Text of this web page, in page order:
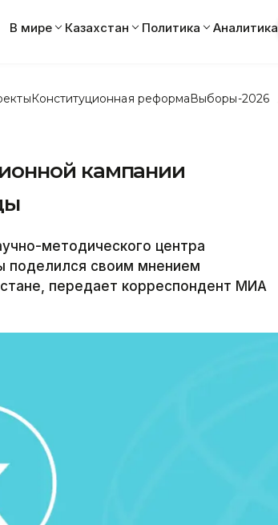
В мире Казахстан Политика Аналитика
Конституционная реформаВыборы-2026
кампании
методического центра
поделился своим мнением
передает корреспондент МИА